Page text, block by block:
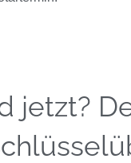
jetzt?